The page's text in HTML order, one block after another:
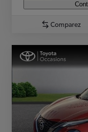
Comparez